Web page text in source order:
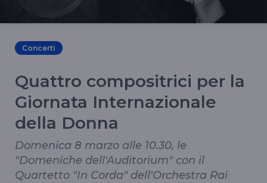
Concerti
Quattro compositrici per la
Giornata Internazionale
della Donna
Domenica 8 marzo alle 10.30, le
"Domeniche dell'Auditorium" con il
Quartetto "In Corda" dell'Orchestra Rai